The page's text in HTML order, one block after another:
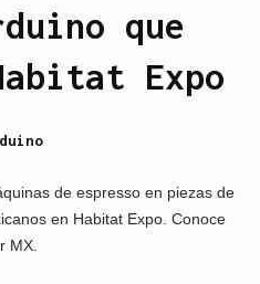
que
Expo
de espresso en piezas de
en Habitat Expo. Conoce
MX.